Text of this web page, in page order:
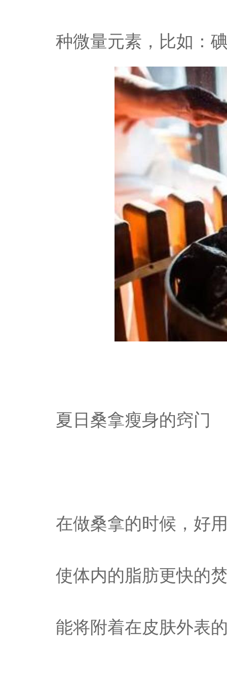
种微量元素，比如：
夏日桑拿瘦身的窍门
在做桑拿的时候，好
使体内的脂肪更快的
能将附着在皮肤外表